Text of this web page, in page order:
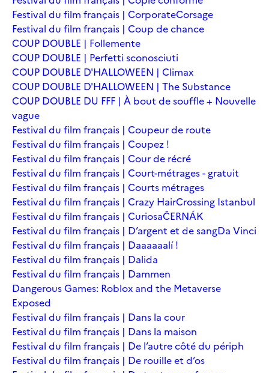
Festival du film français | CorporateCorsage
Festival du film français | Coup de chance
COUP DOUBLE | Follemente
COUP DOUBLE | Perfetti sconosciuti
COUP DOUBLE D'HALLOWEEN | Climax
COUP DOUBLE D'HALLOWEEN | The Substance
COUP DOUBLE DU FFF | À bout de souffle + Nouvelle
vague
Festival du film français | Coupeur de route
Festival du film français | Coupez !
Festival du film français | Cour de récré
Festival du film français | Court-métrages - gratuit
Festival du film français | Courts métrages
Festival du film français | Crazy HairCrossing Istanbul
Festival du film français | CuriosaČERNÁK
Festival du film français | D’argent et de sangDa Vinci
Festival du film français | Daaaaaalí !
Festival du film français | Dalida
Festival du film français | Dammen
Dangerous Games: Roblox and the Metaverse
Exposed
Festival du film français | Dans la cour
Festival du film français | Dans la maison
Festival du film français | De l’autre côté du périph
Festival du film français | De rouille et d’os